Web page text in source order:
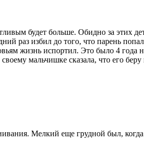
будет больше. Обидно за этих
раз избил до того, что парень
жизнь испортил. Это было 4
мальчишке сказала, что его
Мелкий еще грудной был,